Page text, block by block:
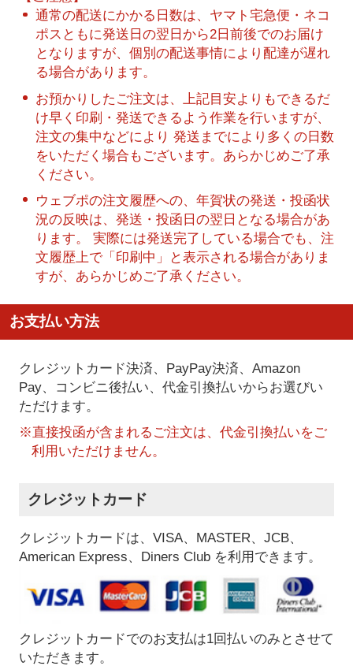
通常の配送にかかる日数は、ヤマト宅急便・ネコ
ポスともに発送日の翌日から2日前後でのお届け
となりますが、個別の配送事情により配達が遅れ
る場合があります。
お預かりしたご注文は、上記目安よりもできるだ
け早く印刷・発送できるよう作業を行いますが、
注文の集中などにより 発送までにより多くの日数
をいただく場合もございます。あらかじめご了承
ください。
ウェブポの注文履歴への、年賀状の発送・投函状
況の反映は、発送・投函日の翌日となる場合があ
ります。 実際には発送完了している場合でも、注
文履歴上で「印刷中」と表示される場合がありま
すが、あらかじめご了承ください。
お支払い方法
クレジットカード決済、PayPay決済、Amazon
Pay、コンビニ後払い、代金引換払いからお選びい
ただけます。
※直接投函が含まれるご注文は、代金引換払いをご
利用いただけません。
クレジットカード
クレジットカードは、VISA、MASTER、JCB、
American Express、Diners Club を利用できます。
クレジットカードでのお支払は1回払いのみとさせて
いただきます。